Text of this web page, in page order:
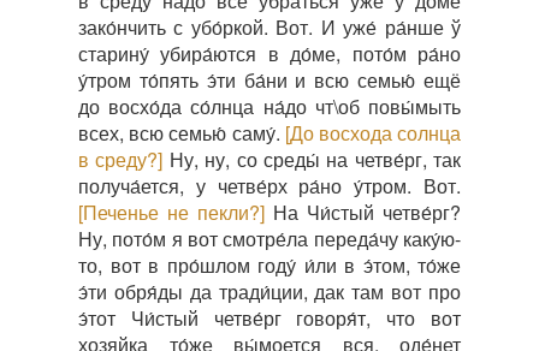
зако́нчить с убо́ркой. Вот. И уже́ ра́нше ў
старину́ убира́ются в до́ме, пото́м ра́но
у́тром то́пять э́ти ба́ни и всю семью́ ещё
до восхо́да со́лнца на́до чт\об повы́мыть
всех, всю семью́ саму́. [До восхода солнца
в среду?] Ну, ну, со среды́ на четве́рг, так
получа́ется, у четве́рх ра́но у́тром. Вот.
[Печенье не пекли?] На Чи́стый четве́рг?
Ну, пото́м я вот смотре́ла переда́чу каку́ю-
то, вот в про́шлом году́ и́ли в э́том, то́же
э́ти обря́ды да тради́ции, дак там вот про
э́тот Чи́стый четве́рг говоря́т, что вот
хозяйка то́же вы́моется вся, оде́нет